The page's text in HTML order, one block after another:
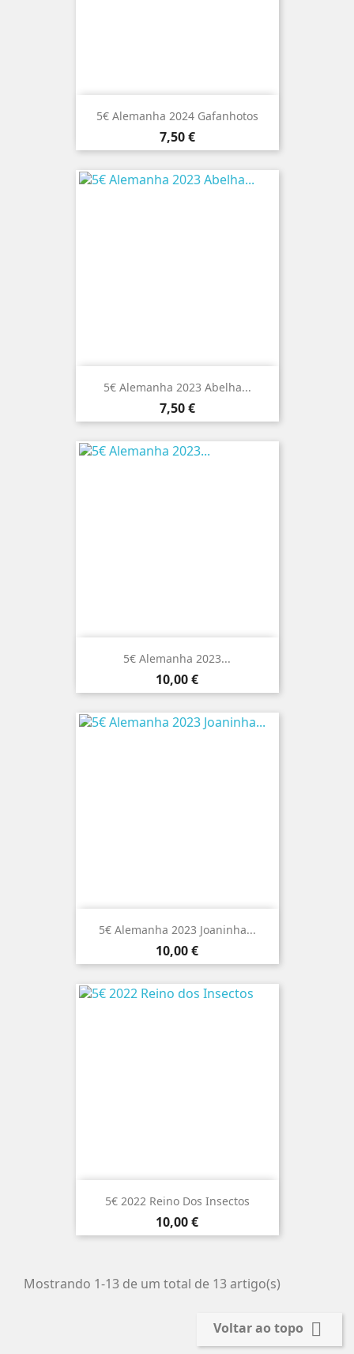
5€ Alemanha 2024 Gafanhotos
Preço
7,50 €
5€ Alemanha 2023 Abelha...
Preço
7,50 €
5€ Alemanha 2023...
Preço
10,00 €
5€ Alemanha 2023 Joaninha...
Preço
10,00 €
5€ 2022 Reino Dos Insectos
Preço
10,00 €
Mostrando 1-13 de um total de 13 artigo(s)
Voltar ao topo 